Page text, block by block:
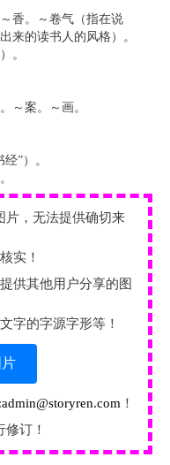
香。～卷气（指在说
来的读书人的风格）。
。
～案。～画。
”）。
片，无法提供确切来
实！
供其他用户分享的图
字的字源字形等！
admin@storyren.com ！
订！